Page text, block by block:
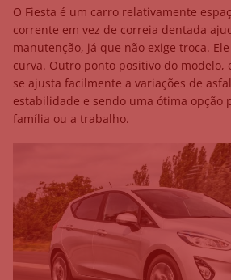
O Fiesta é um carro relativamente
corrente em vez de correia dentada
manutenção, já que não exige troca.
curva. Outro ponto positivo do modelo,
se ajusta facilmente a variações de
estabilidade e sendo uma ótima opção
família ou a trabalho.